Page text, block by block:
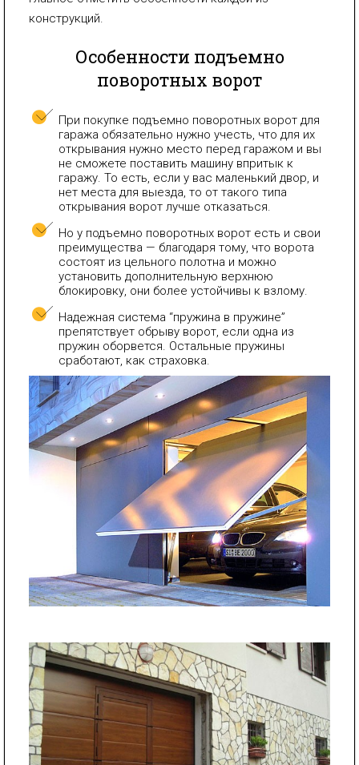
конструкций.
Особенности подъемно
поворотных ворот
При покупке подъемно поворотных ворот для
гаража обязательно нужно учесть, что для их
открывания нужно место перед гаражом и вы
не сможете поставить машину впритык к
гаражу. То есть, если у вас маленький двор, и
нет места для выезда, то от такого типа
открывания ворот лучше отказаться.
Но у подъемно поворотных ворот есть и свои
преимущества — благодаря тому, что ворота
состоят из цельного полотна и можно
установить дополнительную верхнюю
блокировку, они более устойчивы к взлому.
Надежная система “пружина в пружине”
препятствует обрыву ворот, если одна из
пружин оборвется. Остальные пружины
сработают, как страховка.